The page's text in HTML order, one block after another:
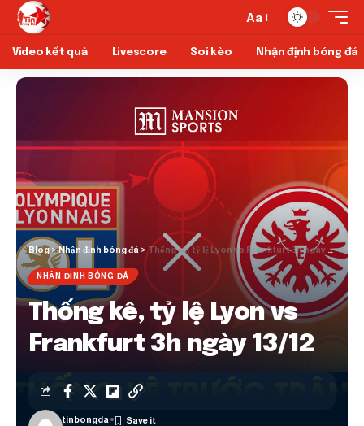
Aa
Video kết quả Livescore Soi kèo Nhận định bóng đá
Blog>Nhận định bóng đá >Thống kê, tỷ lệ Lyon vs Frankfurt 3h ngày 13/12
NHẬN ĐỊNH BÓNG ĐÁ
Thống kê, tỷ lệ Lyon vs
Frankfurt 3h ngày 13/12
tinbongda